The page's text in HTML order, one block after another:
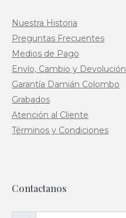
Nuestra Historia
Preguntas Frecuentes
Medios de Pago
Envío, Cambio y Devolución
Garantía Damián Colombo
Grabados
Atención al Cliente
Términos y Condiciones
Contactanos